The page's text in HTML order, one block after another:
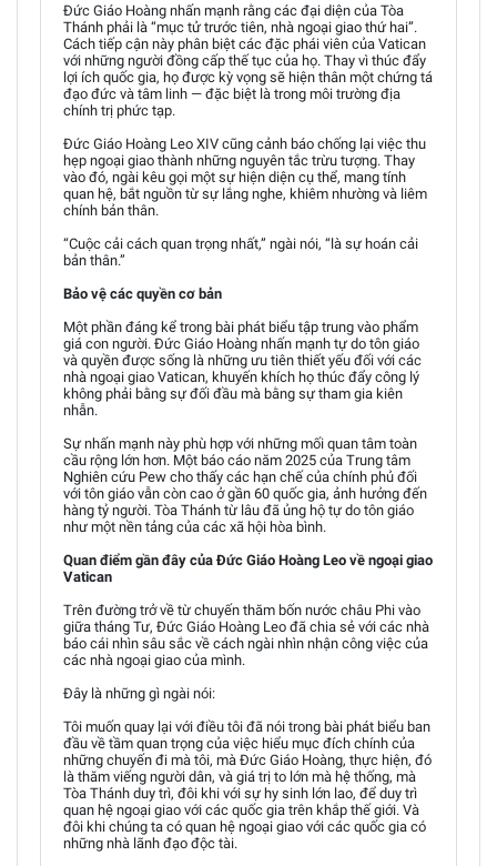
Đức Giáo Hoàng nhấn mạnh rằng các đại diện của Tòa
Thánh phải là “mục tử trước tiên, nhà ngoại giao thứ hai”.
Cách tiếp cận này phân biệt các đặc phái viên của Vatican
với những người đồng cấp thế tục của họ. Thay vì thúc đẩy
lợi ích quốc gia, họ được kỳ vọng sẽ hiện thân một chứng tá
đạo đức và tâm linh — đặc biệt là trong môi trường địa
chính trị phức tạp.
Đức Giáo Hoàng Leo XIV cũng cảnh báo chống lại việc thu
hẹp ngoại giao thành những nguyên tắc trừu tượng. Thay
vào đó, ngài kêu gọi một sự hiện diện cụ thể, mang tính
quan hệ, bắt nguồn từ sự lắng nghe, khiêm nhường và liêm
chính bản thân.
“Cuộc cải cách quan trọng nhất,” ngài nói, “là sự hoán cải
bản thân.”
Bảo vệ các quyền cơ bản
Một phần đáng kể trong bài phát biểu tập trung vào phẩm
giá con người. Đức Giáo Hoàng nhấn mạnh tự do tôn giáo
và quyền được sống là những ưu tiên thiết yếu đối với các
nhà ngoại giao Vatican, khuyến khích họ thúc đẩy công lý
không phải bằng sự đối đầu mà bằng sự tham gia kiên
nhẫn.
Sự nhấn mạnh này phù hợp với những mối quan tâm toàn
cầu rộng lớn hơn. Một báo cáo năm 2025 của Trung tâm
Nghiên cứu Pew cho thấy các hạn chế của chính phủ đối
với tôn giáo vẫn còn cao ở gần 60 quốc gia, ảnh hưởng đến
hàng tỷ người. Tòa Thánh từ lâu đã ủng hộ tự do tôn giáo
như một nền tảng của các xã hội hòa bình.
Quan điểm gần đây của Đức Giáo Hoàng Leo về ngoại giao
Vatican
Trên đường trở về từ chuyến thăm bốn nước châu Phi vào
giữa tháng Tư, Đức Giáo Hoàng Leo đã chia sẻ với các nhà
báo cái nhìn sâu sắc về cách ngài nhìn nhận công việc của
các nhà ngoại giao của mình.
Đây là những gì ngài nói:
Tôi muốn quay lại với điều tôi đã nói trong bài phát biểu ban
đầu về tầm quan trọng của việc hiểu mục đích chính của
những chuyến đi mà tôi, mà Đức Giáo Hoàng, thực hiện, đó
là thăm viếng người dân, và giá trị to lớn mà hệ thống, mà
Tòa Thánh duy trì, đôi khi với sự hy sinh lớn lao, để duy trì
quan hệ ngoại giao với các quốc gia trên khắp thế giới. Và
đôi khi chúng ta có quan hệ ngoại giao với các quốc gia có
những nhà lãnh đạo độc tài.